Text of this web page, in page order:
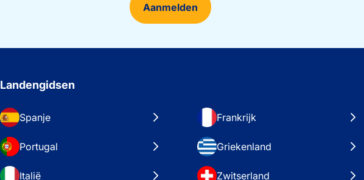
Aanmelden
Landengidsen
Spanje Frankrijk
Portugal Griekenland
Italië Zwitserland